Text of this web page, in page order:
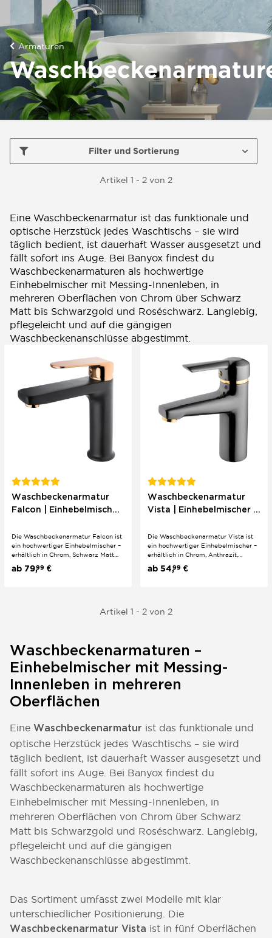
Armaturen
Filter und Sortierung
Artikel 1 - 2 von 2
Eine Waschbeckenarmatur ist das funktionale und
optische Herzstück jedes Waschtischs – sie wird
täglich bedient, ist dauerhaft Wasser ausgesetzt und
fällt sofort ins Auge. Bei Banyox findest du
Waschbeckenarmaturen als hochwertige
Einhebelmischer mit Messing-Innenleben, in
mehreren Oberflächen von Chrom über Schwarz
Matt bis Schwarzgold und Roséschwarz. Langlebig,
pflegeleicht und auf die gängigen
Waschbeckenanschlüsse abgestimmt.
Waschbeckenarmatur
Falcon | Einhebelmischer
Die Waschbeckenarmatur Falcon ist
ein hochwertiger Einhebelmischer –
erhältlich in Chrom, Schwarz Matt
und Roséschwarz. Das hochwertige
Messing-Innenleben sorgt für
ab 79,99 €
Waschbeckenarmatur
Vista | Einhebelmischer |
Die Waschbeckenarmatur Vista ist
ein hochwertiger Einhebelmischer –
erhältlich in Chrom, Anthrazit,
Schwarz, Schwarzgold und Weiß.
Das Messing-Innenleben sorgt für
ab 54,99 €
Artikel 1 - 2 von 2
Waschbeckenarmaturen –
Einhebelmischer mit Messing-
Innenleben in mehreren
Oberflächen
Eine Waschbeckenarmatur ist das funktionale und
optische Herzstück jedes Waschtischs – sie wird
täglich bedient, ist dauerhaft Wasser ausgesetzt und
fällt sofort ins Auge. Bei Banyox findest du
Waschbeckenarmaturen als hochwertige
Einhebelmischer mit Messing-Innenleben, in
mehreren Oberflächen von Chrom über Schwarz
Matt bis Schwarzgold und Roséschwarz. Langlebig,
pflegeleicht und auf die gängigen
Waschbeckenanschlüsse abgestimmt.
Das Sortiment umfasst zwei Modelle mit klar
unterschiedlicher Positionierung. Die
Waschbeckenarmatur Vista ist in fünf Oberflächen